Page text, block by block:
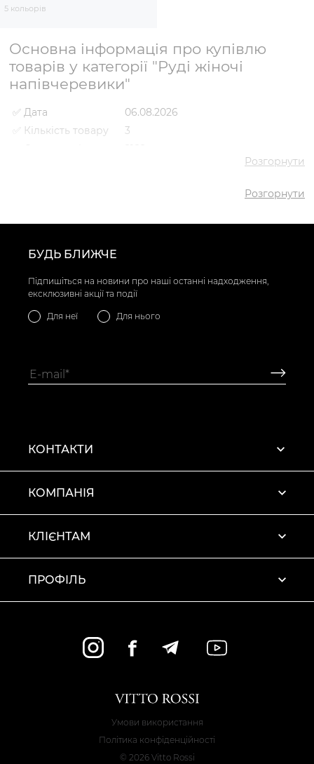
5 кольорів
Основна інформація про купівлю
товарів у категорії "Руді жіночі
напівчеревики"
✅ Дата
06.08.2026
✅ Кількість товару
3
✅
товар
Розгорнути
Розгорнути
БУДЬ БЛИЖЧЕ
Підпишіться на новини про наші останні надходження,
ексклюзивні акції та події
Для неї Для нього
КОНТАКТИ
КОМПАНІЯ
КЛІЄНТАМ
ПРОФІЛЬ
Умови використання
Політика конфіденційності
© 2026 Vitto Rossi